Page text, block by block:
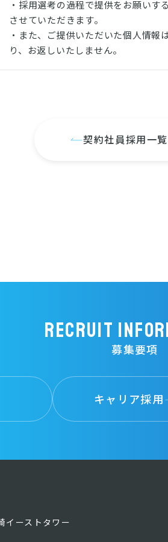
・採用選考の過程で提供をお願い
させていただきます。
・また、ご提供いただいた個人情報
り、お返しいたしません。
契約社員採用一
Recruit
募集要項
キャリア採用
ーストタワー